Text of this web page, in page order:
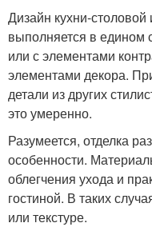
Дизайн кухни-
выполняется в едином
или с элементами
элементами декора.
детали из других
это умеренно.
Разумеется, отделка
особенности.
облегчения ухода и
гостиной. В таких
или текстуре.